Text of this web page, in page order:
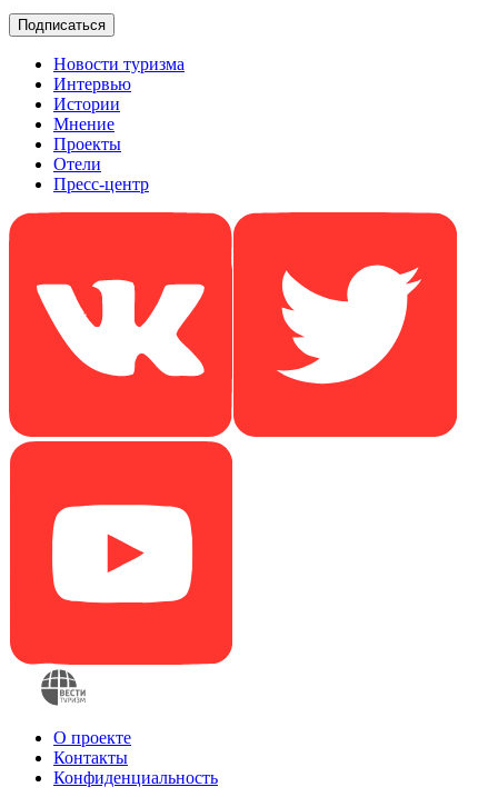
Новости туризма
Интервью
Истории
Мнение
Проекты
Отели
Пресс-центр
О проекте
Контакты
Конфиденциальность